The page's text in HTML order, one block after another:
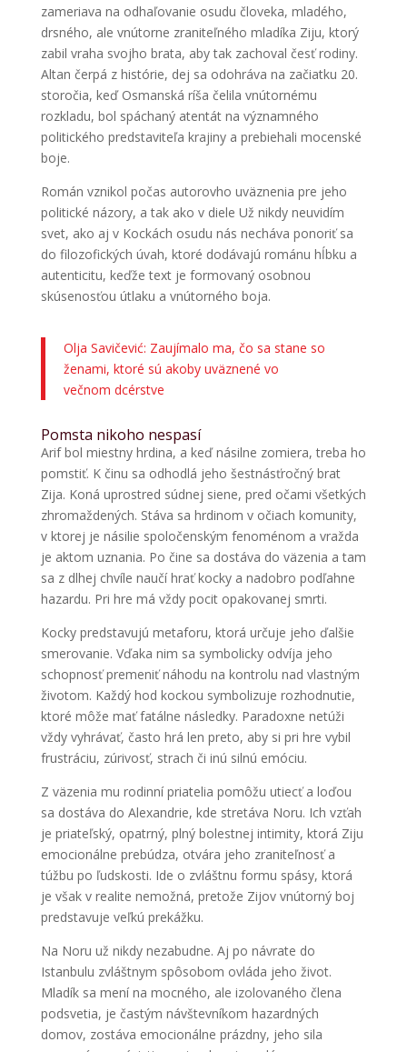
zameriava na odhaľovanie osudu človeka, mladého,
drsného, ale vnútorne zraniteľného mladíka Ziju, ktorý
zabil vraha svojho brata, aby tak zachoval česť rodiny.
Altan čerpá z histórie, dej sa odohráva na začiatku 20.
storočia, keď Osmanská ríša čelila vnútornému
rozkladu, bol spáchaný atentát na významného
politického predstaviteľa krajiny a prebiehali mocenské
boje.
Román vznikol počas autorovho uväznenia pre jeho
politické názory, a tak ako v diele Už nikdy neuvidím
svet, ako aj v Kockách osudu nás necháva ponoriť sa
do filozofických úvah, ktoré dodávajú románu hĺbku a
autenticitu, keďže text je formovaný osobnou
skúsenosťou útlaku a vnútorného boja.
Olja Savičević: Zaujímalo ma, čo sa stane so
ženami, ktoré sú akoby uväznené vo
večnom dcérstve
Pomsta nikoho nespasí
Arif bol miestny hrdina, a keď násilne zomiera, treba ho
pomstiť. K činu sa odhodlá jeho šestnásťročný brat
Zija. Koná uprostred súdnej siene, pred očami všetkých
zhromaždených. Stáva sa hrdinom v očiach komunity,
v ktorej je násilie spoločenským fenoménom a vražda
je aktom uznania. Po čine sa dostáva do väzenia a tam
sa z dlhej chvíle naučí hrať kocky a nadobro podľahne
hazardu. Pri hre má vždy pocit opakovanej smrti.
Kocky predstavujú metaforu, ktorá určuje jeho ďalšie
smerovanie. Vďaka nim sa symbolicky odvíja jeho
schopnosť premeniť náhodu na kontrolu nad vlastným
životom. Každý hod kockou symbolizuje rozhodnutie,
ktoré môže mať fatálne následky. Paradoxne netúži
vždy vyhrávať, často hrá len preto, aby si pri hre vybil
frustráciu, zúrivosť, strach či inú silnú emóciu.
Z väzenia mu rodinní priatelia pomôžu utiecť a loďou
sa dostáva do Alexandrie, kde stretáva Noru. Ich vzťah
je priateľský, opatrný, plný bolestnej intimity, ktorá Ziju
emocionálne prebúdza, otvára jeho zraniteľnosť a
túžbu po ľudskosti. Ide o zvláštnu formu spásy, ktorá
je však v realite nemožná, pretože Zijov vnútorný boj
predstavuje veľkú prekážku.
Na Noru už nikdy nezabudne. Aj po návrate do
Istanbulu zvláštnym spôsobom ovláda jeho život.
Mladík sa mení na mocného, ale izolovaného člena
podsvetia, je častým návštevníkom hazardných
domov, zostáva emocionálne prázdny, jeho sila